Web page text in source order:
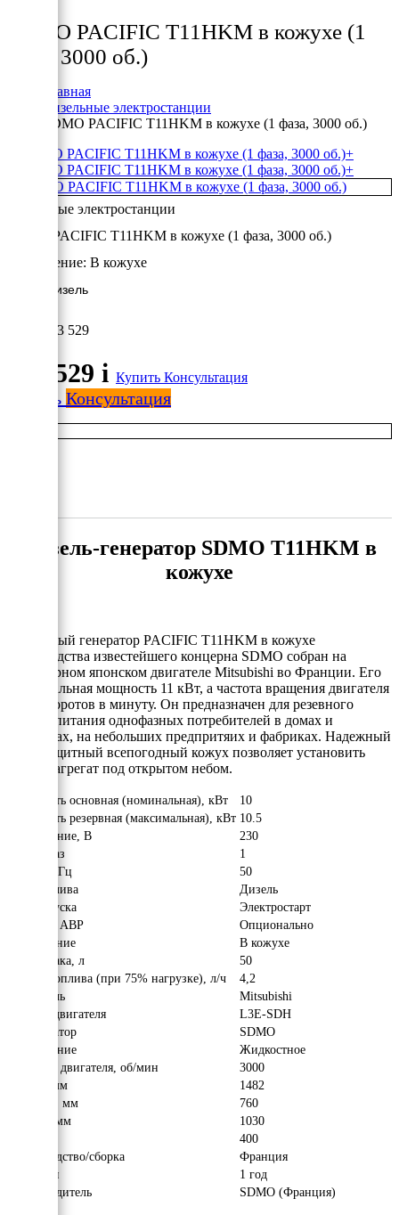
SDMO PACIFIC T11HKM в кожухе (1
фаза, 3000 об.)
Главная
Дизельные электростанции
SDMO PACIFIC T11HKM в кожухе (1 фаза, 3000 об.)
+
+
Дизельные электростанции
SDMO PACIFIC T11HKM в кожухе (1 фаза, 3000 об.)
Исполнение: В кожухе
10 кВт/Дизель
853 529
853 529 i Купить Консультация
Купить Консультация
Дизель-генератор SDMO T11HKM в
кожухе
Дизельный генератор PACIFIC T11HKM в кожухе
производства известейшего концерна SDMO собран на
легендарном японском двигателе Mitsubishi во Франции. Его
максимальная мощность 11 кВт, а частота вращения двигателя
3000 оборотов в минуту. Он предназначен для резевного
электропитания однофазных потребителей в домах и
коттеджах, на небольших предпритяих и фабриках. Надежный
шумозащитный всепогодный кожух позволяет установить
электроагрегат под открытом небом.
Мощность основная (номинальная), кВт
10
Мощность резервная (максимальная), кВт 10.5
Напряжение, В
230
Число фаз
1
Частота, Гц
50
Вид топлива
Дизель
Тип запуска
Электростарт
Наличие АВР
Опционально
Исполнение
В кожухе
Объём бака, л
50
Расход топлива (при 75% нагрузке), л/ч
4,2
Двигатель
Mitsubishi
Модель двигателя
L3E-SDH
Альтернатор
SDMO
Охлаждение
Жидкостное
Обороты двигателя, об/мин
3000
Длина, мм
1482
Ширина, мм
760
Высота, мм
1030
400
Производство/сборка
Франция
Гарантия
1 год
Производитель
SDMO (Франция)